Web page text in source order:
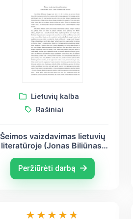
Lietuvių kalba
Rašiniai
Šeimos vaizdavimas lietuvių
literatūroje (Jonas Biliūnas,
Jurgis Savickis)
Peržiūrėti darbą